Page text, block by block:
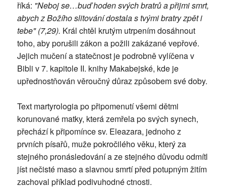
říká: "Neboj se…buď hoden svých bratrů a přijmi smrt,
abych z Božího slitování dostala s tvými bratry zpět i
tebe" (7,29). Král chtěl krutým utrpením dosáhnout
toho, aby porušili zákon a požili zakázané vepřové.
Jejich mučení a statečnost je podrobně vylíčena v
Bibli v 7. kapitole II. knihy Makabejské, kde je
upřednostňován věroučný důraz způsobem své doby.
Text martyrologia po připomenutí všemi dětmi
korunované matky, která zemřela po svých synech,
přechází k připomínce sv. Eleazara, jednoho z
prvních písařů, muže pokročilého věku, který za
stejného pronásledování a ze stejného důvodu odmítl
jíst nečisté maso a slavnou smrtí před potupným žitím
zachoval příklad podivuhodné ctnosti.